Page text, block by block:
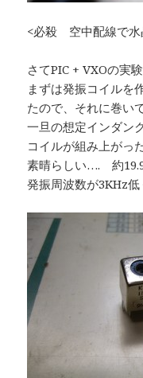
<必殺 空中配線で水
さてPIC + VXOの実
まずは発振コイル
たので、それに巻い
一旦の想定インダン
コイルが組み上がっ
素晴らしい…. 約
発振周波数が3KHz